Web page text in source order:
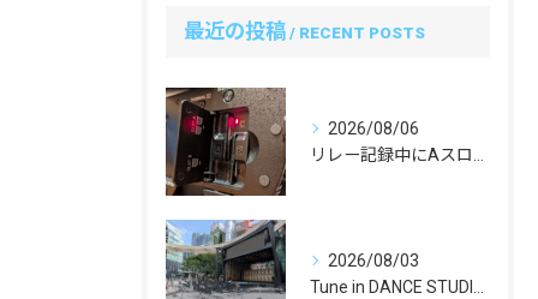
最近の投稿 RECENT POSTS
2026/08/06
リレー記録中にAスロットのSDカードを抜くのはアリ？先輩カメラマンに教わったプロの安全運用ルール
2026/08/03
Tune in DANCE STUDIO『SUMMER TU...